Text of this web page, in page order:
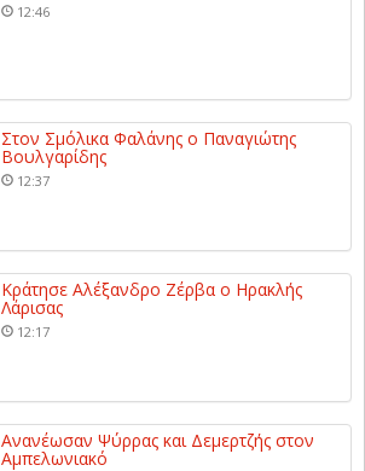
12:46
Στον Σμόλικα Φαλάνης ο Παναγιώτης
Βουλγαρίδης
12:37
Κράτησε Αλέξανδρο Ζέρβα ο Ηρακλής
Λάρισας
12:17
Ανανέωσαν Ψύρρας και Δεμερτζής στον
Αμπελωνιακό